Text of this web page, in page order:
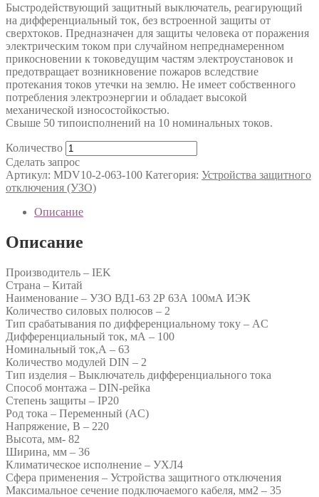
Быстродействующий защитный выключатель, реагирующий
на дифференциальный ток, без встроенной защиты от
сверхтоков. Предназначен для защиты человека от поражения
электрическим током при случайном непреднамеренном
прикосновении к токоведущим частям электроустановок и
предотвращает возникновение пожаров вследствие
протекания токов утечки на землю. Не имеет собственного
потребления электроэнергии и обладает высокой
механической износостойкостью.
Свыше 50 типоисполнений на 10 номинальных токов.
Количество
Сделать запрос
Артикул: MDV10-2-063-100 Категория: Устройства защитного
отключения (УЗО)
Описание
Описание
Производитель – IEK
Страна – Китай
Наименование – УЗО ВД1-63 2Р 63А 100мА ИЭК
Количество силовых полюсов – 2
Тип срабатывания по дифференциальному току – AC
Дифференциальный ток, мА – 100
Номинальный ток,А – 63
Количество модулей DIN – 2
Тип изделия – Выключатель дифференциального тока
Способ монтажа – DIN-рейка
Степень защиты – IP20
Род тока – Переменный (AC)
Напряжение, В – 220
Высота, мм- 82
Ширина, мм – 36
Климатическое исполнение – УХЛ4
Сфера применения – Устройства защитного отключения
Максимальное сечение подключаемого кабеля, мм2 – 35